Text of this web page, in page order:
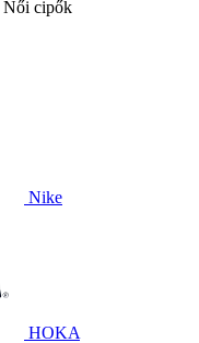
Női cipők
Nike
HOKA